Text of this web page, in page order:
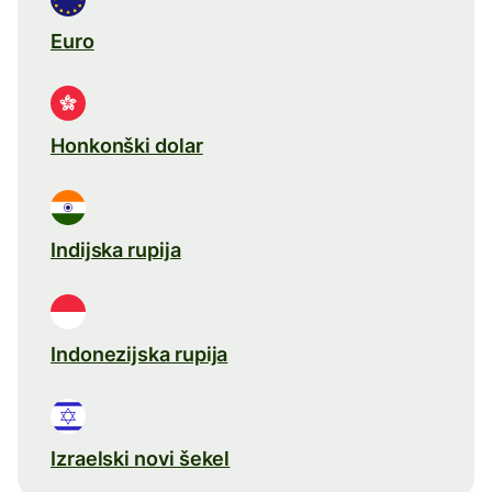
Euro
Honkonški dolar
Indijska rupija
Indonezijska rupija
Izraelski novi šekel